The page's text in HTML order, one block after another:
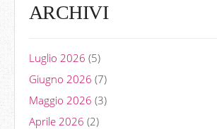
ARCHIVI
Luglio 2026 (5)
Giugno 2026 (7)
Maggio 2026 (3)
Aprile 2026 (2)